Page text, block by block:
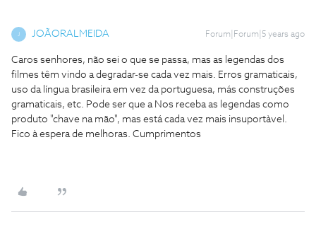
JOÃORALMEIDA Forum|Forum|5 years ago
Caros senhores, não sei o que se passa, mas as legendas dos
filmes têm vindo a degradar-se cada vez mais. Erros gramaticais,
uso da língua brasileira em vez da portuguesa, más construções
gramaticais, etc. Pode ser que a Nos receba as legendas como
produto "chave na mão", mas está cada vez mais insuportàvel.
Fico à espera de melhoras. Cumprimentos